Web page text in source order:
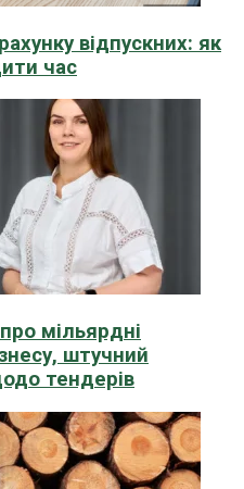
відпускних: як
час
мільярдні
штучний
тендерів